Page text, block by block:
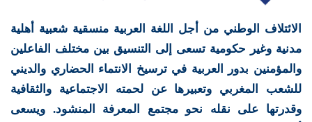
الائتلاف الوطني من أجل اللغة العربية منسقية شعبية أهلية
مدنية وغير حكومية تسعى إلى التنسيق بين مختلف الفاعلين
والمؤمنين بدور العربية في ترسيخ الانتماء الحضاري والديني
للشعب المغربي وتعبيرها عن لحمته الاجتماعية والثقافية
وقدرتها على نقله نحو مجتمع المعرفة المنشود. ويسعى